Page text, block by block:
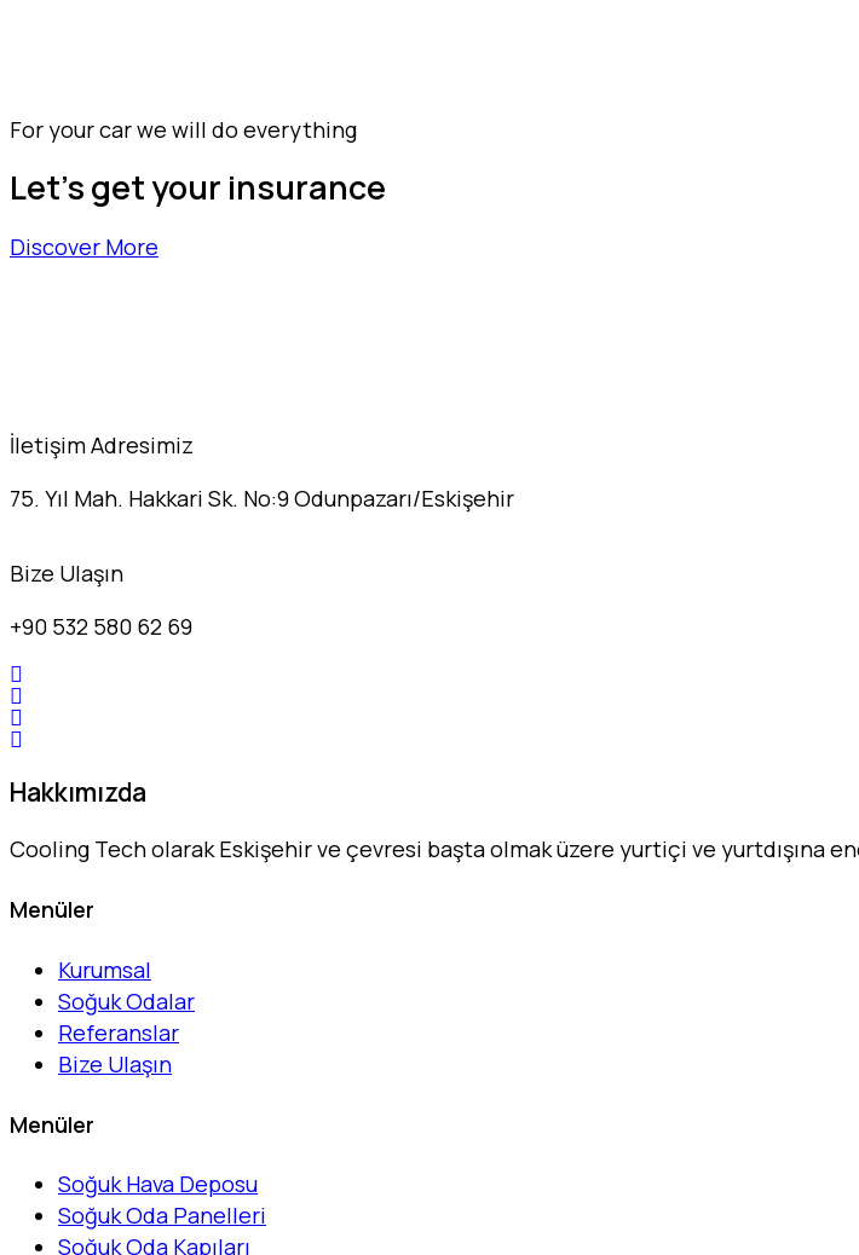
For your car we will do everything
Let's get your insurance
Discover More
İletişim Adresimiz
75. Yıl Mah. Hakkari Sk. No:9 Odunpazarı/Eskişehir
Bize Ulaşın
+90 532 580 62 69
Hakkımızda
Cooling Tech olarak Eskişehir ve çevresi başta olmak üzere yurtiçi ve yurtdışına
Menüler
Kurumsal
Soğuk Odalar
Referanslar
Bize Ulaşın
Menüler
Soğuk Hava Deposu
Soğuk Oda Panelleri
Soğuk Oda Kapıları